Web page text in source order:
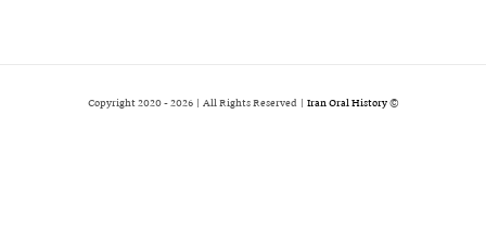
© Copyright 2020 -
2026 | All Rights Reserved | Iran Oral History